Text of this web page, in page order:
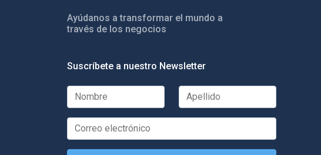
Ayúdanos a transformar el mundo a
través de los negocios
Suscríbete a nuestro Newsletter